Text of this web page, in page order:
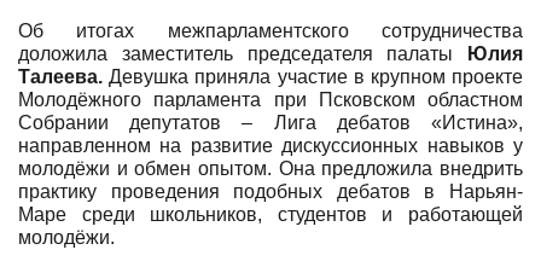
Об итогах межпарламентского сотрудничества
доложила заместитель председателя палаты
Юлия
Талеева.Девушка приняла участие в крупном проекте
Молодёжного парламента при Псковском областном
Собрании депутатов – Лига дебатов «Истина»,
направленном на развитие дискуссионных навыков у
молодёжи и обмен опытом. Она предложила внедрить
практику проведения подобных дебатов в Нарьян-
Маре среди школьников, студентов и работающей
молодёжи.